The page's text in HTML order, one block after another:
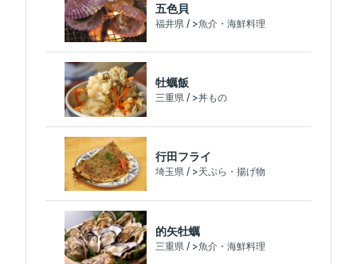
五色貝
福井県 / >魚介・海鮮料理
牡蠣飯
三重県 / >丼もの
行田フライ
埼玉県 / >天ぷら・揚げ物
的矢牡蠣
三重県 / >魚介・海鮮料理